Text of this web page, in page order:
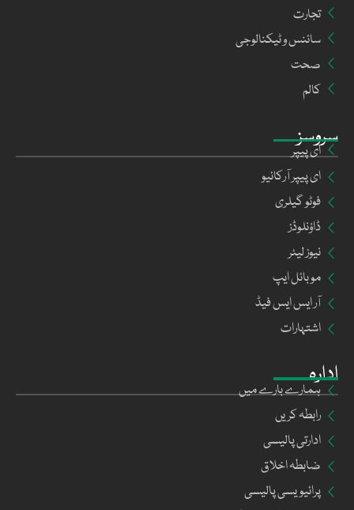
ادارہ
ہمارے بارے میں
رابطہ کریں
ادارتی پالیسی
ضابطہ اخلاق
پرائیویسی پالیسی
سروسز
ای پیپر
ای پیپر آرکائیو
فوٹو گیلری
ڈاؤنلوڈز
نیوز لیٹر
موبائل ایپ
آر ایس ایس فیڈ
اشتہارات
تجارت
سائنس و ٹیکنالوجی
صحت
کالم